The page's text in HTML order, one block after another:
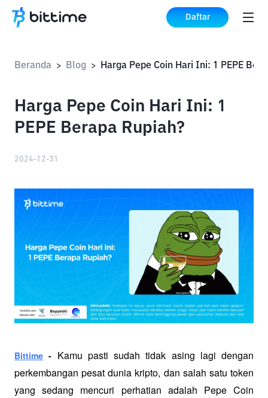
Daftar
Beranda > Blog >
Harga Pepe Coin Hari Ini: 1
PEPE Berapa Rupiah?
2024-12-31
Bittime - Kamu pasti sudah tidak asing lagi dengan
perkembangan pesat dunia kripto, dan salah satu token
yang sedang mencuri perhatian adalah Pepe Coin